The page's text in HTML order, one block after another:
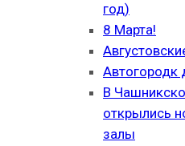
год)
8 Марта!
Автогородк
В
открылись
залы